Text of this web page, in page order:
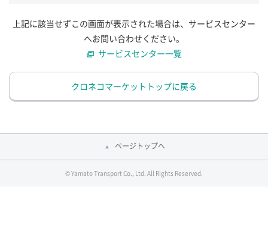
上記に該当せずこの画面が表示された場合は、サービスセンター
へお問い合わせください。
サービスセンター一覧
クロネコマーケットトップに戻る
ページトップへ
© Yamato Transport Co., Ltd. All Rights Reserved.